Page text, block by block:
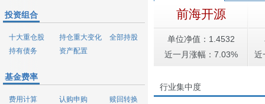
投资组合
十大重仓股 持仓重大变化
全部持股
持有债务
资产配置
基金费率
费用计算 认购申购
赎回转换
前海开源
单位净值：1.4532
近一月涨幅：7.03%
近
行业集中度